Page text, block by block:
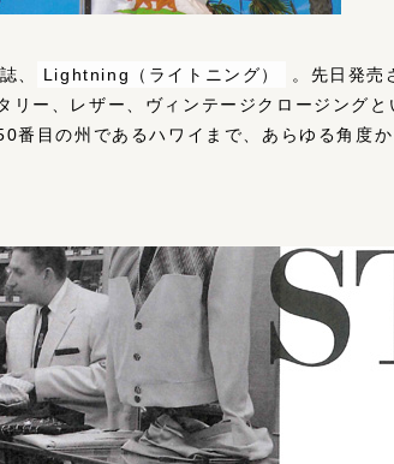
、 Lightning（ライトニング）
。先日発売
リー、レザー、ヴィンテージクロージング
番目の州であるハワイまで、あらゆる角度